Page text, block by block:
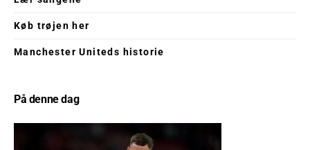
Køb trøjen her
Manchester Uniteds historie
På denne dag